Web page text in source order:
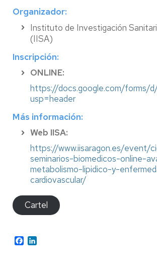
Organizador:
Instituto de Investigación
(IISA)
Inscripción:
ONLINE:
https://docs.google.com/forms/
usp=header
Más información:
Web IISA:
https://www.iisaragon.es/event/
seminarios-biomedicos-online-
metabolismo-lipidico-y-
cardiovascular/
Cartel
Facebook